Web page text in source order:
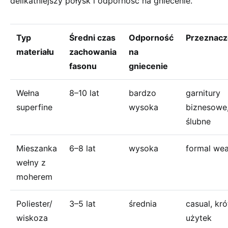
Typ
materiału
Średni czas
zachowania
fasonu
Odporność
na
gniecenie
Wełna
superfine
8–10 lat
bardzo
wysoka
garnitury
ślubne
Mieszanka
wełny z
moherem
6–8 lat wysoka formal
Poliester/
wiskoza
3–5 lat średnia
casual,
użytek